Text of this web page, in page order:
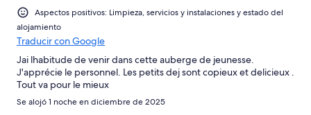
Aspectos positivos: Limpieza, servicios y instalaciones y estado del
alojamiento
Traducir con Google
Jai lhabitude de venir dans cette auberge de jeunesse.
J'apprécie le personnel. Les petits dej sont copieux et delicieux .
Tout va pour le mieux
Se alojó 1 noche en diciembre de 2025